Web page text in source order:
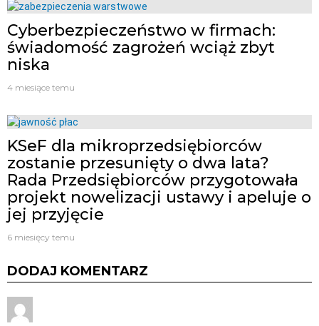
Cyberbezpieczeństwo w firmach:
świadomość zagrożeń wciąż zbyt
niska
4 miesiące temu
KSeF dla mikroprzedsiębiorców
zostanie przesunięty o dwa lata?
Rada Przedsiębiorców przygotowała
projekt nowelizacji ustawy i apeluje o
jej przyjęcie
6 miesięcy temu
DODAJ KOMENTARZ